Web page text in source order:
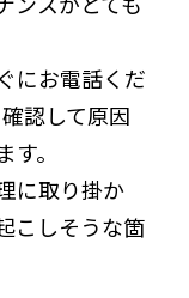
にお電話くだ
認して原因
。
に取り掛か
こしそうな箇